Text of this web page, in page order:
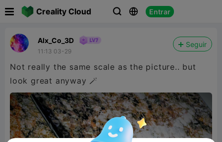
Creality Cloud   Entrar
Alx_Co_3D
11:13 03-29
Seguir
Not really the same scale as the picture.. but
look great anyway 🪄